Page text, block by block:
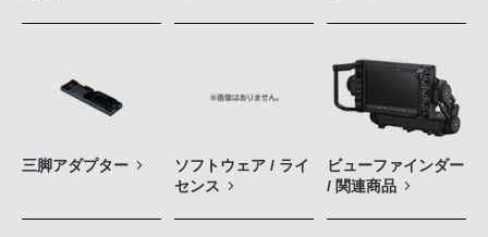
三脚アダプター
ソフトウェア / ライ
センス
ビューファインダー
/ 関連商品